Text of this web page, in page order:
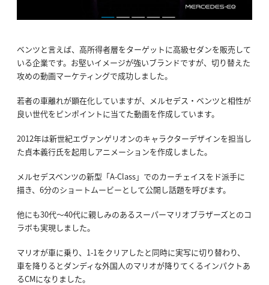
ベンツと言えば、高所得者層をターゲットに高級セダンを販売して
いる企業です。お堅いイメージが強いブランドですが、切り替えた
攻めの動画マーケティングで成功しました。
若者の車離れが顕在化していますが、メルセデス・ベンツと相性が
良い世代をピンポイントに当てた動画を作成しています。
2012年は新世紀エヴァンゲリオンのキャラクターデザインを担当し
た貞本義行氏を起用しアニメーションを作成しました。
メルセデスベンツの新型「A-Class」でのカーチェイスをド派手に
描き、6分のショートムービーとして公開し話題を呼びます。
他にも30代～40代に親しみのあるスーパーマリオブラザーズとのコ
ラボも実現しました。
マリオが車に乗り、1-1をクリアしたと同時に実写に切り替わり、
車を降りるとダンディな外国人のマリオが降りてくるインパクトあ
るCMになりました。